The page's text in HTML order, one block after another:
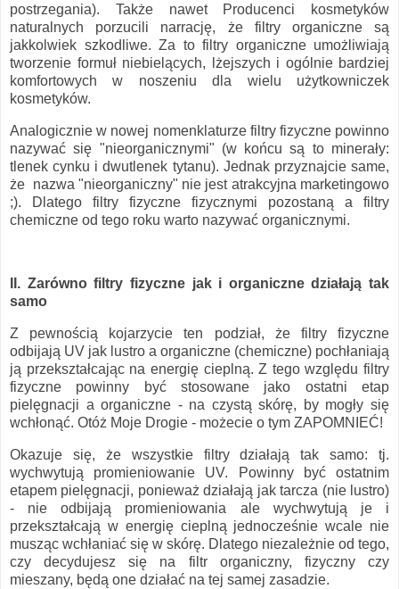
postrzegania). Także nawet Producenci kosmetyków
naturalnych porzucili narrację, że filtry organiczne są
jakkolwiek szkodliwe. Za to filtry organiczne umożliwiają
tworzenie formuł niebielących, lżejszych i ogólnie bardziej
komfortowych w noszeniu dla wielu użytkowniczek
kosmetyków.
Analogicznie w nowej nomenklaturze filtry fizyczne powinno
nazywać się "nieorganicznymi" (w końcu są to minerały:
tlenek cynku i dwutlenek tytanu). Jednak przyznajcie same,
że nazwa "nieorganiczny" nie jest atrakcyjna marketingowo
;). Dlatego filtry fizyczne fizycznymi pozostaną a filtry
chemiczne od tego roku warto nazywać organicznymi.
II. Zarówno filtry fizyczne jak i organiczne działają tak
samo
Z pewnością kojarzycie ten podział, że filtry fizyczne
odbijają UV jak lustro a organiczne (chemiczne) pochłaniają
ją przekształcając na energię cieplną. Z tego względu filtry
fizyczne powinny być stosowane jako ostatni etap
pielęgnacji a organiczne - na czystą skórę, by mogły się
wchłonąć. Otóż Moje Drogie - możecie o tym ZAPOMNIEĆ!
Okazuje się, że wszystkie filtry działają tak samo: tj.
wychwytują promieniowanie UV. Powinny być ostatnim
etapem pielęgnacji, ponieważ działają jak tarcza (nie lustro)
- nie odbijają promieniowania ale wychwytują je i
przekształcają w energię cieplną jednocześnie wcale nie
musząc wchłaniać się w skórę. Dlatego niezależnie od tego,
czy decydujesz się na filtr organiczny, fizyczny czy
mieszany, będą one działać na tej samej zasadzie.